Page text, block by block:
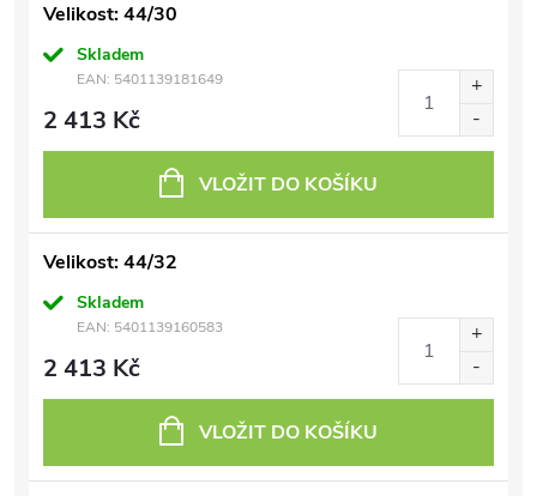
Velikost: 44/30
Skladem
EAN: 5401139181649
2 413 Kč
VLOŽIT DO KOŠÍKU
Velikost: 44/32
Skladem
EAN: 5401139160583
2 413 Kč
VLOŽIT DO KOŠÍKU